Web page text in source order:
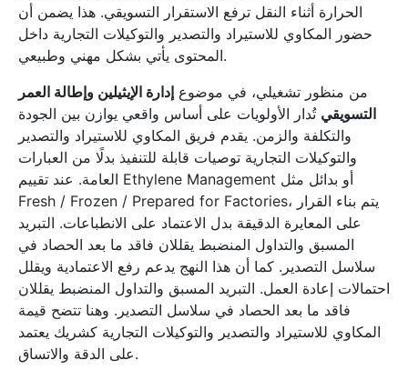
الحرارة أثناء النقل ترفع الاستقرار التسويقي. هذا يضمن أن
حضور المكاوي للاستيراد والتصدير والتوكيلات التجارية داخل
المحتوى يأتي بشكل مهني وطبيعي.
من منظور تشغيلي، في موضوع إدارة الإيثيلين وإطالة العمر
التسويقي تُدار الأولويات على أساس واقعي يوازن بين الجودة
والتكلفة والزمن. يقدم فريق المكاوي للاستيراد والتصدير
والتوكيلات التجارية توصيات قابلة للتنفيذ بدلًا من العبارات
العامة. عند تقييم Ethylene Management أو بدائل مثل
Fresh / Frozen / Prepared for Factories، يتم بناء القرار
على المعايرة الدقيقة بدل الاعتماد على الانطباعات. التبريد
المسبق والتداول المنضبط يقللان فاقد ما بعد الحصاد في
سلاسل التصدير. كما أن هذا النهج يدعم رفع الاعتمادية ويقلل
احتمالات إعادة العمل. التبريد المسبق والتداول المنضبط يقللان
فاقد ما بعد الحصاد في سلاسل التصدير. وهنا تتضح قيمة
المكاوي للاستيراد والتصدير والتوكيلات التجارية كشريك يعتمد
على الدقة والاتساق.